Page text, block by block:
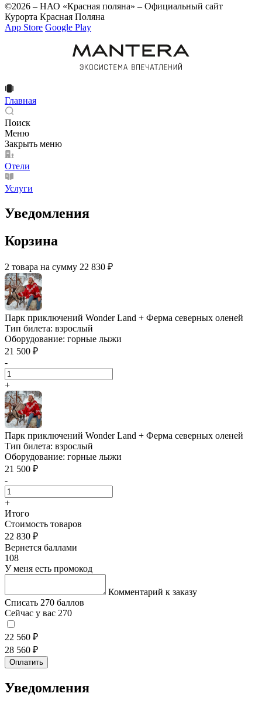
©2026 – НАО «Красная поляна» – Официальный сайт
Курорта Красная Поляна
App Store Google Play
Главная
Поиск
Меню
Закрыть меню
Отели
Услуги
Уведомления
Корзина
2 товара на сумму 22 830 ₽
Парк приключений Wonder Land + Ферма северных оленей
Тип билета: взрослый
Оборудование: горные лыжи
21 500 ₽
-
+
Парк приключений Wonder Land + Ферма северных оленей
Тип билета: взрослый
Оборудование: горные лыжи
21 500 ₽
-
+
Итого
Стоимость товаров
22 830 ₽
Вернется баллами
108
У меня есть промокод
Комментарий к заказу
Списать 270 баллов
Сейчас у вас 270
22 560 ₽
28 560 ₽
Оплатить
Уведомления